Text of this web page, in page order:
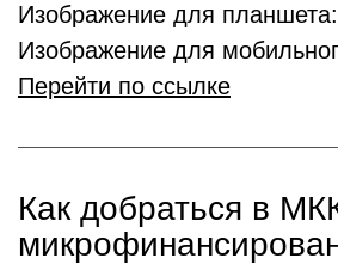
Изображение для планшета:
Изображение для
Перейти по ссылке
Как добраться в